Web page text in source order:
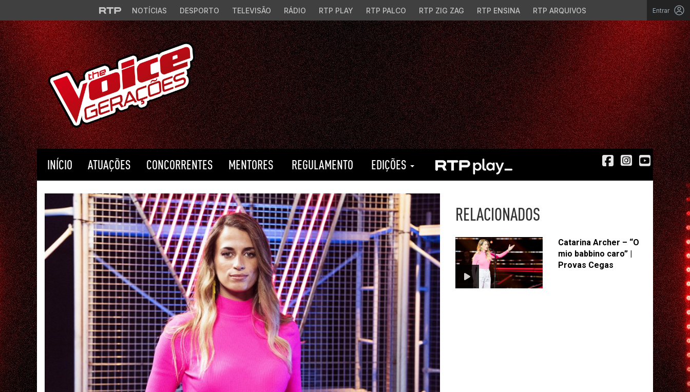
Saltar para o conteúdo principal
NOTÍCIAS DESPORTO TELEVISÃO RÁDIO RTP PLAY RTP PALCO RTP ZIG ZAG RTP ENSINA RTP ARQUIVOS Entrar
INÍCIO ATUAÇÕES CONCORRENTES MENTORES REGULAMENTO EDIÇÕES
RELACIONADOS
Catarina Archer – “O
mio babbino caro” |
Provas Cegas